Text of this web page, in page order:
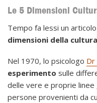
Le 5 Dimensioni
Tempo fa lessi un
dimensioni della cultura
Nel 1970, lo psicologo
esperimento sulle
delle vere e proprie linee
persone provenienti da